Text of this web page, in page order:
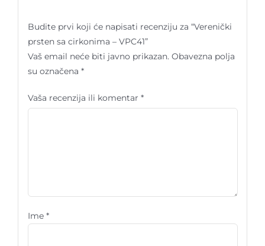
Budite prvi koji će napisati recenziju za “Verenički
prsten sa cirkonima – VPC41”
Vaš email neće biti javno prikazan. Obavezna polja
su označena *
Vaša recenzija ili komentar *
Ime *